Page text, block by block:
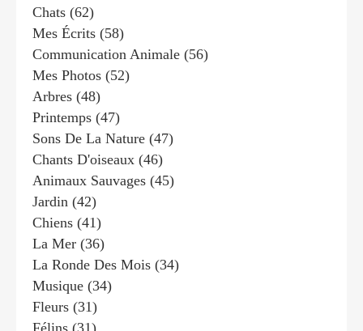
Chats (62)
Mes Écrits (58)
Communication Animale (56)
Mes Photos (52)
Arbres (48)
Printemps (47)
Sons De La Nature (47)
Chants D'oiseaux (46)
Animaux Sauvages (45)
Jardin (42)
Chiens (41)
La Mer (36)
La Ronde Des Mois (34)
Musique (34)
Fleurs (31)
Félins (31)